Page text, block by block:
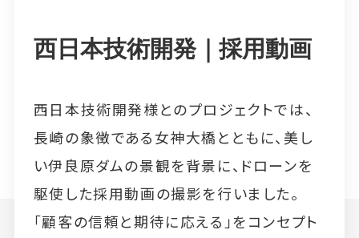
西日本技術開発｜採用動画
西日本技術開発様とのプロジェクトでは、
長崎の象徴である女神大橋とともに、美し
い伊良原ダムの景観を背景に、ドローンを
駆使した採用動画の撮影を行いました。
「顧客の信頼と期待に応える」をコンセプト